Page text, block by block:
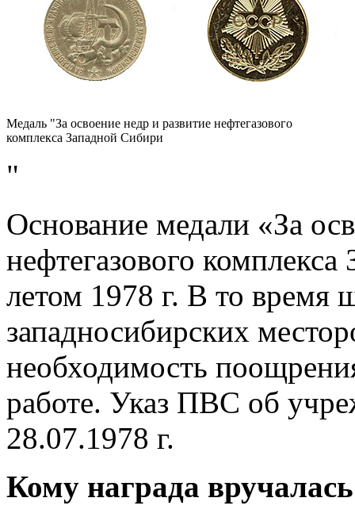
Медаль "За освоение недр и развитие нефтегазового
комплекса Западной Сибири
"
Основание медали «За
нефтегазового
летом 1978 г. В то время
западносибирских
необходимость
работе. Указ ПВС об
28.07.1978 г.
Кому награда вручалась